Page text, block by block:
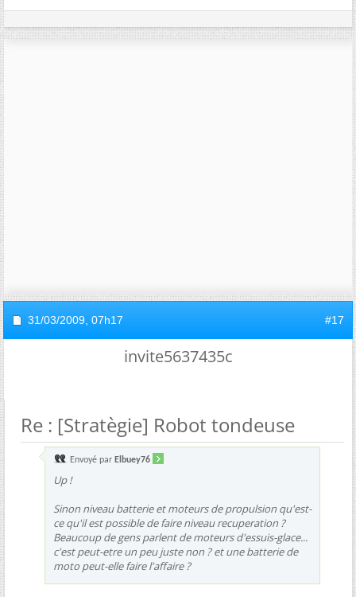
31/03/2009, 07h17 #17
invite5637435c
Re : [Stratègie] Robot tondeuse
Envoyé par Elbuey76
Up !
Sinon niveau batterie et moteurs de propulsion qu'est-
ce qu'il est possible de faire niveau recuperation ?
Beaucoup de gens parlent de moteurs d'essuis-glace...
c'est peut-etre un peu juste non ? et une batterie de
moto peut-elle faire l'affaire ?